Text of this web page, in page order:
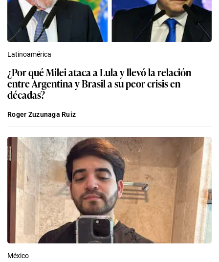
Latinoamérica
¿Por qué Milei ataca a Lula y llevó la relación
entre Argentina y Brasil a su peor crisis en
décadas?
Roger Zuzunaga Ruiz
México